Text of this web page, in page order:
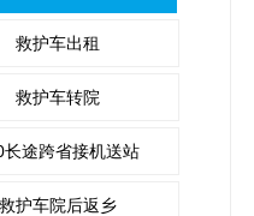
救护车出租
救护车转院
长途跨省接机送站
救护车院后返乡